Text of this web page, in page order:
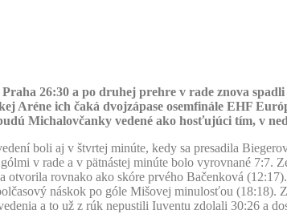
26:30 a po druhej prehre v rade znova
Aréne ich čaká dvojzápase osemfinále EHF
Michalovčanky vedené ako hosťujúci tím, v
boli aj v štvrtej minúte, kedy sa presadila
v rade a v pätnástej minúte bolo vyrovnané 7:7.
rovnako ako skóre prvého Bačenková
náskok po góle Mišovej minulosťou (18:18).
a to už z rúk nepustili Iuventu zdolali 30:26 a